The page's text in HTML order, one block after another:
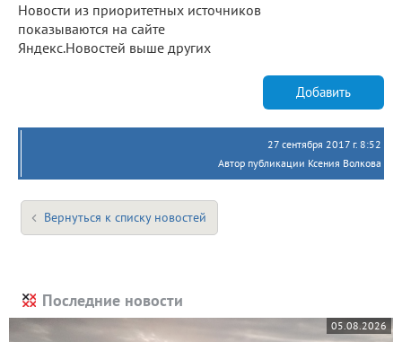
Новости из приоритетных источников
показываются на сайте
Яндекс.Новостей выше других
Добавить
27 сентября 2017 г. 8:52
Автор публикации Ксения Волкова
Вернуться к списку новостей
Последние новости
05.08.2026